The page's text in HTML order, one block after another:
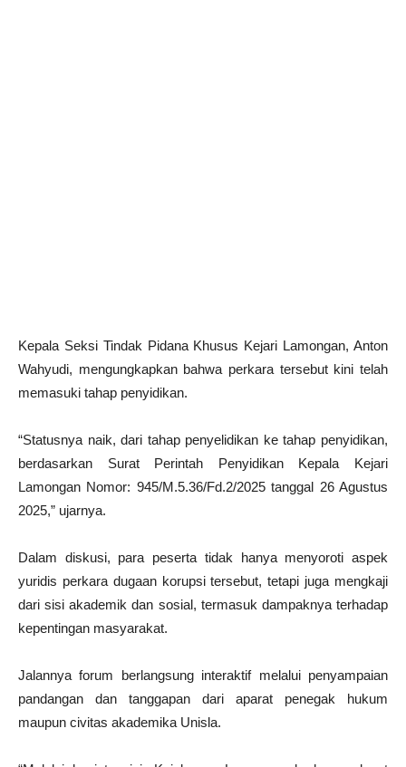
Kepala Seksi Tindak Pidana Khusus Kejari Lamongan, Anton
Wahyudi, mengungkapkan bahwa perkara tersebut kini telah
memasuki tahap penyidikan.
“Statusnya naik, dari tahap penyelidikan ke tahap penyidikan,
berdasarkan Surat Perintah Penyidikan Kepala Kejari
Lamongan Nomor: 945/M.5.36/Fd.2/2025 tanggal 26 Agustus
2025,” ujarnya.
Dalam diskusi, para peserta tidak hanya menyoroti aspek
yuridis perkara dugaan korupsi tersebut, tetapi juga mengkaji
dari sisi akademik dan sosial, termasuk dampaknya terhadap
kepentingan masyarakat.
Jalannya forum berlangsung interaktif melalui penyampaian
pandangan dan tanggapan dari aparat penegak hukum
maupun civitas akademika Unisla.